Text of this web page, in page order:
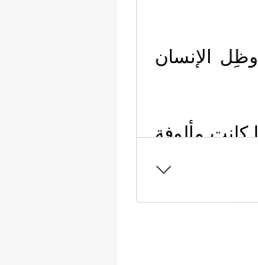
الإنسان
كانت مألوفة